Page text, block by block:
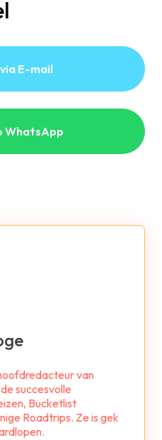
E-mail
WhatsApp
van
succesvolle
Bucketlist
Roadtrips. Ze is gek